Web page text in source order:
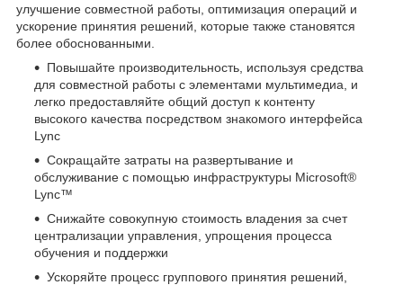
улучшение совместной работы, оптимизация операций и
ускорение принятия решений, которые также становятся
более обоснованными.
Повышайте производительность, используя средства
для совместной работы с элементами мультимедиа, и
легко предоставляйте общий доступ к контенту
высокого качества посредством знакомого интерфейса
Lync
Сокращайте затраты на развертывание и
обслуживание с помощью инфраструктуры Microsoft®
Lync™
Снижайте совокупную стоимость владения за счет
централизации управления, упрощения процесса
обучения и поддержки
Ускоряйте процесс группового принятия решений,